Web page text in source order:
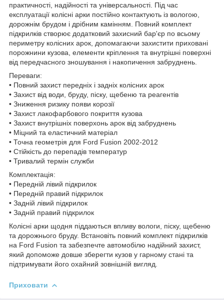
практичності, надійності та універсальності. Під час
експлуатації колісні арки постійно контактують із вологою,
дорожнім брудом і дрібним камінням. Повний комплект
підкрилків створює додатковий захисний бар'єр по всьому
периметру колісних арок, допомагаючи захистити приховані
порожнини кузова, елементи кріплення та внутрішні поверхні
від передчасного зношування і накопичення забруднень.
Переваги:
• Повний захист передніх і задніх колісних арок
• Захист від води, бруду, піску, щебеню та реагентів
• Зниження ризику появи корозії
• Захист лакофарбового покриття кузова
• Захист внутрішніх поверхонь арок від забруднень
• Міцний та еластичний матеріал
• Точна геометрія для Ford Fusion 2002-2012
• Стійкість до перепадів температур
• Тривалий термін служби
Комплектація:
• Передній лівий підкрилок
• Передній правий підкрилок
• Задній лівий підкрилок
• Задній правий підкрилок
Колісні арки щодня піддаються впливу вологи, піску, щебеню
та дорожнього бруду. Встановіть повний комплект підкрилків
на Ford Fusion та забезпечте автомобілю надійний захист,
який допоможе довше зберегти кузов у гарному стані та
підтримувати його охайний зовнішній вигляд.
Приховати